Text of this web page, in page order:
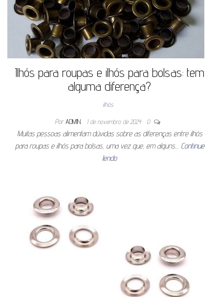
Ilhós para roupas e ilhós para bolsas: tem
alguma diferença?
ilhós
Por ADMIN 1 de novembro de 2024 0
Muitas pessoas alimentam dúvidas sobre as diferenças entre ilhós
para roupas e ilhós para bolsas, uma vez que, em alguns… Continue
lendo